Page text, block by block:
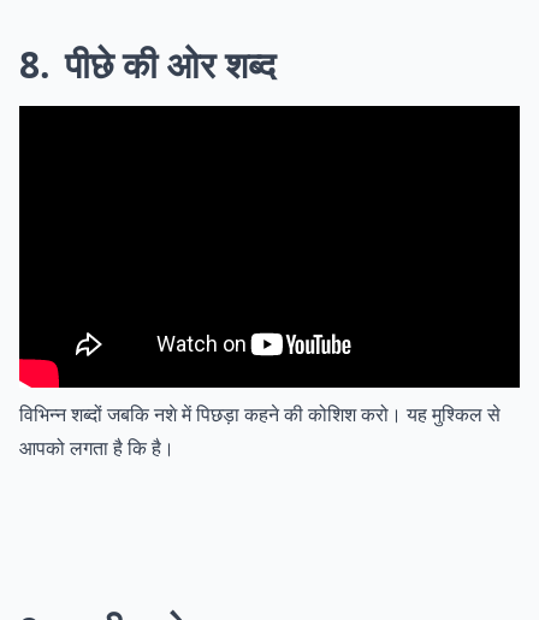
8 पीछे की ओर शब्द
विभिन्न शब्दों जबकि नशे में पिछड़ा कहने की कोशिश करो। यह मुश्किल से
आपको लगता है कि है।